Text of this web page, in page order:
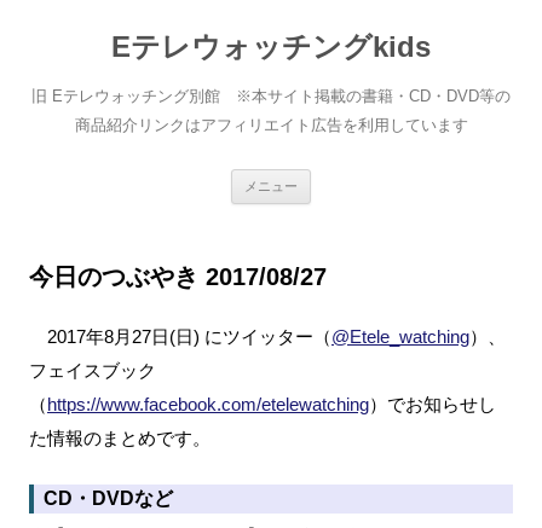
Eテレウォッチングkids
旧 Eテレウォッチング別館 ※本サイト掲載の書籍・CD・DVD等の
商品紹介リンクはアフィリエイト広告を利用しています
メニュー
へ
ス
プ
今日のつぶやき 2017/08/27
2017年8月27日(日) にツイッター（@Etele_watching）、
フェイスブック
（https://www.facebook.com/etelewatching）でお知らせし
た情報のまとめです。
CD・DVDなど